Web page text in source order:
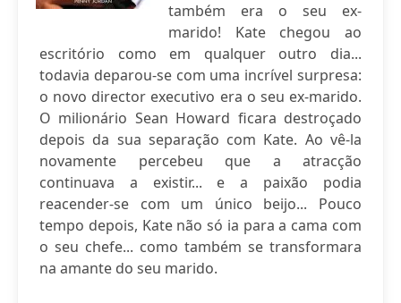
também era o seu ex-
marido! Kate chegou ao
escritório como em qualquer outro dia...
todavia deparou-se com uma incrível surpresa:
o novo director executivo era o seu ex-marido.
O milionário Sean Howard ficara destroçado
depois da sua separação com Kate. Ao vê-la
novamente percebeu que a atracção
continuava a existir... e a paixão podia
reacender-se com um único beijo... Pouco
tempo depois, Kate não só ia para a cama com
o seu chefe... como também se transformara
na amante do seu marido.